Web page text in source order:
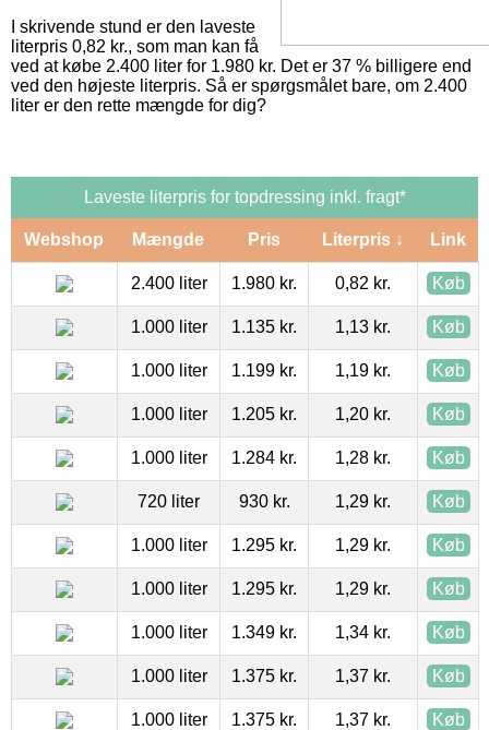
I skrivende stund er den laveste
literpris 0,82 kr., som man kan få
ved at købe 2.400 liter for 1.980 kr. Det er 37 % billigere end
ved den højeste literpris. Så er spørgsmålet bare, om 2.400
liter er den rette mængde for dig?
Laveste literpris for topdressing inkl. fragt*
Webshop Mængde Pris Literpris ↓ Link
2.400 liter 1.980 kr. 0,82 kr. Køb
1.000 liter 1.135 kr. 1,13 kr. Køb
1.000 liter 1.199 kr. 1,19 kr. Køb
1.000 liter 1.205 kr. 1,20 kr. Køb
1.000 liter 1.284 kr. 1,28 kr. Køb
720 liter 930 kr. 1,29 kr. Køb
1.000 liter 1.295 kr. 1,29 kr. Køb
1.000 liter 1.295 kr. 1,29 kr. Køb
1.000 liter 1.349 kr. 1,34 kr. Køb
1.000 liter 1.375 kr. 1,37 kr. Køb
1.000 liter 1.375 kr. 1,37 kr. Køb